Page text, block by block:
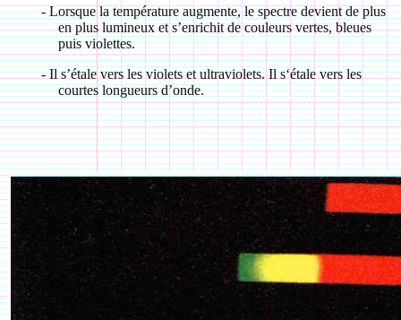
- Lorsque la température augmente, le spectre devient de plus
en plus lumineux et s’enrichit de couleurs vertes, bleues
puis violettes.
- Il s’étale vers les violets et ultraviolets. Il s‘étale vers les
courtes longueurs d’onde.